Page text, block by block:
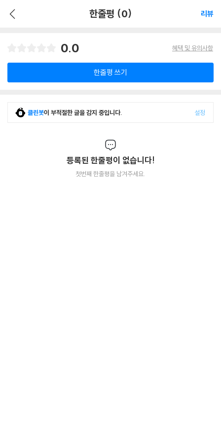
한줄평 (0) 리뷰
0.0 혜택 및 유의사항
한줄평 쓰기
클린봇이 부적절한 글을 감지 중입니다. 설정
등록된 한줄평이 없습니다!
첫번째 한줄평을 남겨주세요.